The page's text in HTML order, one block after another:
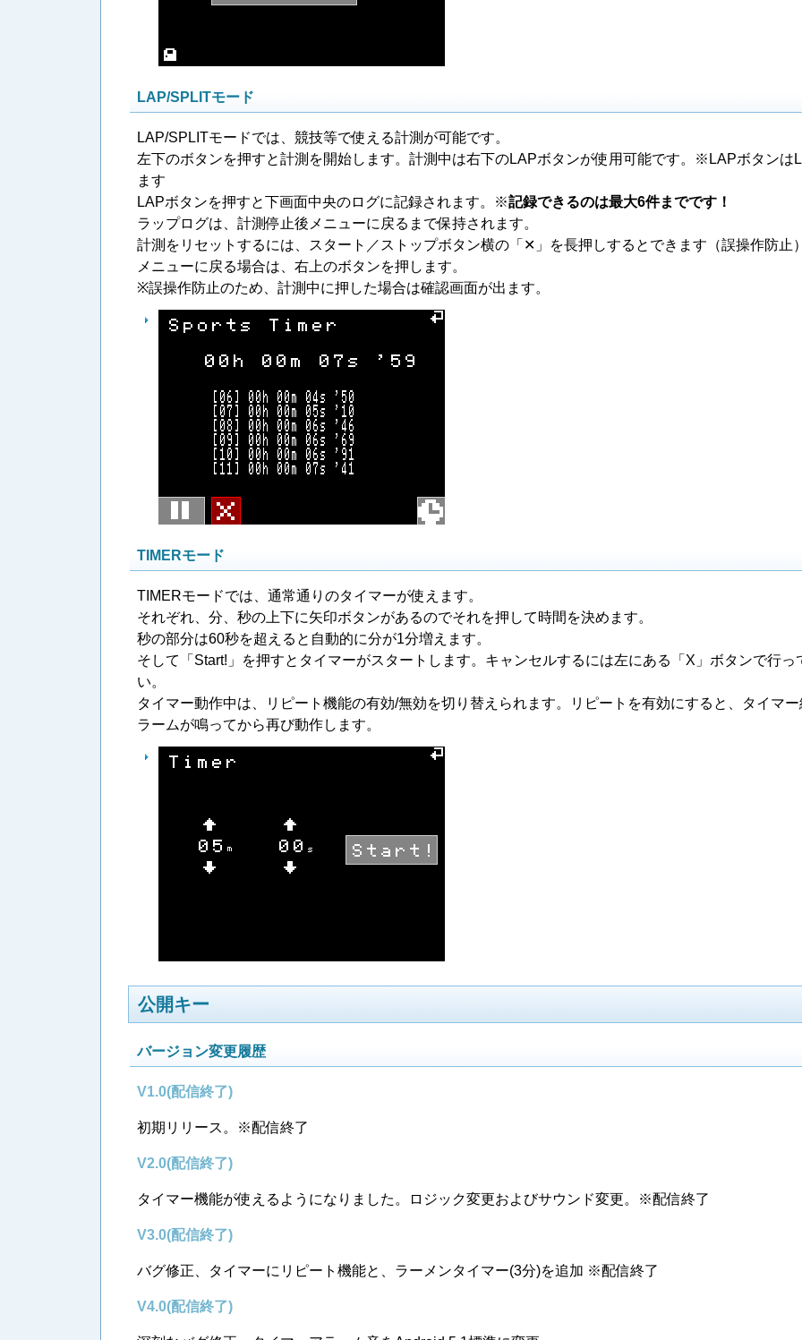
LAP/SPLITモード
LAP/SPLITモードでは、競技等で使える計測が可能です。
左下のボタンを押すと計測を開始します。計測中は右下のLAPボタンが使用可能です。※LAPボタンは
ます
LAPボタンを押すと下画面中央のログに記録されます。※記録できるのは最大6件までです！
ラップログは、計測停止後メニューに戻るまで保持されます。
計測をリセットするには、スタート／ストップボタン横の「✕」を長押しするとできます（誤操作防止
メニューに戻る場合は、右上のボタンを押します。
※誤操作防止のため、計測中に押した場合は確認画面が出ます。
TIMERモード
TIMERモードでは、通常通りのタイマーが使えます。
それぞれ、分、秒の上下に矢印ボタンがあるのでそれを押して時間を決めます。
秒の部分は60秒を超えると自動的に分が1分増えます。
そして「Start!」を押すとタイマーがスタートします。キャンセルするには左にある「X」ボタンで行っ
い。
タイマー動作中は、リピート機能の有効/無効を切り替えられます。リピートを有効にすると、タイマ
ラームが鳴ってから再び動作します。
公開キー
バージョン変更履歴
V1.0(配信終了)
初期リリース。※配信終了
V2.0(配信終了)
タイマー機能が使えるようになりました。ロジック変更およびサウンド変更。※配信終了
V3.0(配信終了)
バグ修正、タイマーにリピート機能と、ラーメンタイマー(3分)を追加 ※配信終了
V4.0(配信終了)